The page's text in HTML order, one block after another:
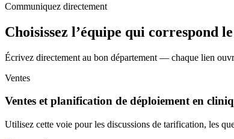
Communiquez directement
Choisissez l’équipe qui correspond
Écrivez directement au bon département — chaque lien
Ventes
Ventes et planification de déploiement en
Utilisez cette voie pour les discussions de tarification, les